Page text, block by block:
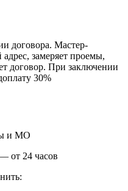
договора. Мастер-
замеряет проемы,
договор. При заключении
30%
и МО
— от 24 часов